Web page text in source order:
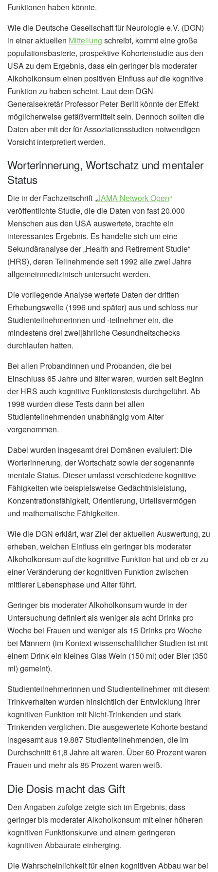
Funktionen haben könnte.
Wie die Deutsche Gesellschaft für Neurologie e.V. (DGN)
in einer aktuellen Mitteilung schreibt, kommt eine große
populationsbasierte, prospektive Kohortenstudie aus den
USA zu dem Ergebnis, dass ein geringer bis moderater
Alkoholkonsum einen positiven Einfluss auf die kognitive
Funktion zu haben scheint. Laut dem DGN-
Generalsekretär Professor Peter Berlit könnte der Effekt
möglicherweise gefäßvermittelt sein. Dennoch sollten die
Daten aber mit der für Assoziationsstudien notwendigen
Vorsicht interpretiert werden.
Worterinnerung, Wortschatz und mentaler
Status
Die in der Fachzeitschrift „JAMA Network Open“
veröffentlichte Studie, die die Daten von fast 20.000
Menschen aus den USA auswertete, brachte ein
interessantes Ergebnis. Es handelte sich um eine
Sekundäranalyse der „Health and Retirement Studie“
(HRS), deren Teilnehmende seit 1992 alle zwei Jahre
allgemeinmedizinisch untersucht werden.
Die vorliegende Analyse wertete Daten der dritten
Erhebungswelle (1996 und später) aus und schloss nur
Studienteilnehmerinnen und -teilnehmer ein, die
mindestens drei zweijährliche Gesundheitschecks
durchlaufen hatten.
Bei allen Probandinnen und Probanden, die bei
Einschluss 65 Jahre und älter waren, wurden seit Beginn
der HRS auch kognitive Funktionstests durchgeführt. Ab
1998 wurden diese Tests dann bei allen
Studienteilnehmenden unabhängig vom Alter
vorgenommen.
Dabei wurden insgesamt drei Domänen evaluiert: Die
Worterinnerung, der Wortschatz sowie der sogenannte
mentale Status. Dieser umfasst verschiedene kognitive
Fähigkeiten wie beispielsweise Gedächtnisleistung,
Konzentrationsfähigkeit, Orientierung, Urteilsvermögen
und mathematische Fähigkeiten.
Wie die DGN erklärt, war Ziel der aktuellen Auswertung, zu
erheben, welchen Einfluss ein geringer bis moderater
Alkoholkonsum auf die kognitive Funktion hat und ob er zu
einer Veränderung der kognitiven Funktion zwischen
mittlerer Lebensphase und Alter führt.
Geringer bis moderater Alkoholkonsum wurde in der
Untersuchung definiert als weniger als acht Drinks pro
Woche bei Frauen und weniger als 15 Drinks pro Woche
bei Männern (im Kontext wissenschaftlicher Studien ist mit
einem Drink ein kleines Glas Wein (150 ml) oder Bier (350
ml) gemeint).
Studienteilnehmerinnen und Studienteilnehmer mit diesem
Trinkverhalten wurden hinsichtlich der Entwicklung ihrer
kognitiven Funktion mit Nicht-Trinkenden und stark
Trinkenden verglichen. Die ausgewertete Kohorte bestand
insgesamt aus 19.887 Studienteilnehmenden, die im
Durchschnitt 61,8 Jahre alt waren. Über 60 Prozent waren
Frauen und mehr als 85 Prozent waren weiß.
Die Dosis macht das Gift
Den Angaben zufolge zeigte sich im Ergebnis, dass
geringer bis moderater Alkoholkonsum mit einer höheren
kognitiven Funktionskurve und einem geringeren
kognitiven Abbaurate einherging.
Die Wahrscheinlichkeit für einen kognitiven Abbau war bei